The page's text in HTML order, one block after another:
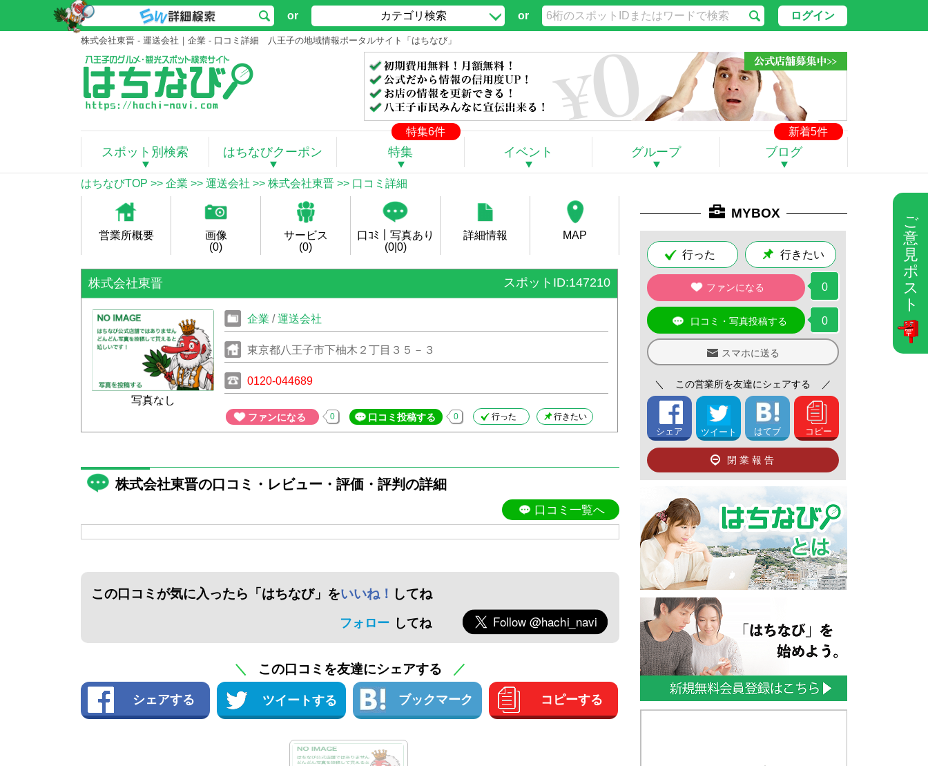
ご
意
見
ポ
ス
ト
or カテゴリ検索 or ログイン
株式会社東晋 - 運送会社｜企業 - 口コミ詳細 八王子の地域情報ポータルサイト「はちなび」
特集6件 新着5件
スポット別検索 はちなびクーポン 特集 イベント グループ ブログ
はちなびTOP >> 企業 >> 運送会社 >> 株式会社東晋 >> 口コミ詳細
営業所概要
画像
(0)
サービス
(0)
口ｺﾐ｜写真あり
(0|0)
詳細情報 MAP
株式会社東晋 スポットID:147210
写真なし
企業 /運送会社
東京都八王子市下柚木２丁目３５－３
0120-044689
ファンになる 0 口コミ投稿する 0 行った 行きたい
株式会社東晋の口コミ・レビュー・評価・評判の詳細
口コミ一覧へ
この口コミが気に入ったら 「はちなび」をいいね！ してね
フォロー してね
＼ この口コミを友達にシェアする ／
シェアする ツイートする ブックマーク コピーする
MYBOX
行った 行きたい
ファンになる 0
口コミ・写真投稿する 0
スマホに送る
＼ この営業所を友達にシェアする ／
シェア ツイート はてブ コピー
閉業報告